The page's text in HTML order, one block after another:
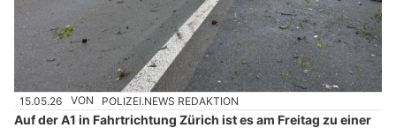
15.05.26 VON POLIZEI.NEWS REDAKTION
Auf der A1 in Fahrtrichtung Zürich ist es am Freitag zu einer